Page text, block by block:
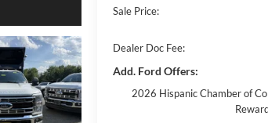
Sale Price:
Dealer Doc Fee:
Add. Ford Offers:
2026 Hispanic Chamber of